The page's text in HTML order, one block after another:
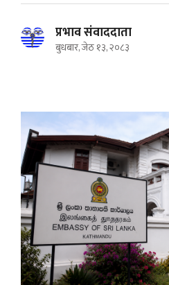
प्रभाव संवाददाता
बुधबार, जेठ १३, २०८३